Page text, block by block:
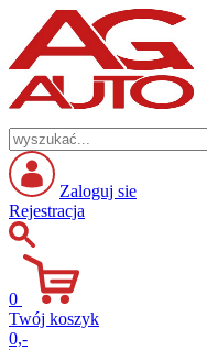
Zaloguj sie
Rejestracja
0
Twój koszyk
0,-